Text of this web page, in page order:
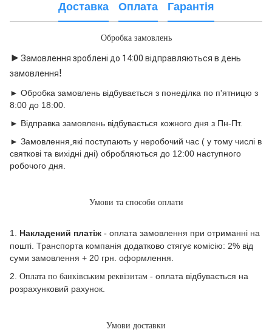
Доставка Оплата Гарантія
Обробка замовлень
► Замовлення зроблені до 14:00 відправляються в день
замовлення!
► Обробка замовлень відбувається з понеділка по п'ятницю з
8:00 до 18:00.
► Відправка замовлень відбувається кожного дня з Пн-Пт.
► Замовлення,які поступають у неробочий час ( у тому числі в
святкові та вихідні дні) обробляються до 12:00 наступного
робочого дня.
Умови та способи оплати
1. Накладений платіж - оплата замовлення при отриманні на
пошті. Транспорта компанія додатково стягує комісію: 2% від
суми замовлення + 20 грн. оформлення.
2. Оплата по банківським реквізитам - оплата відбувається на
розрахунковий рахунок.
Умови доставки